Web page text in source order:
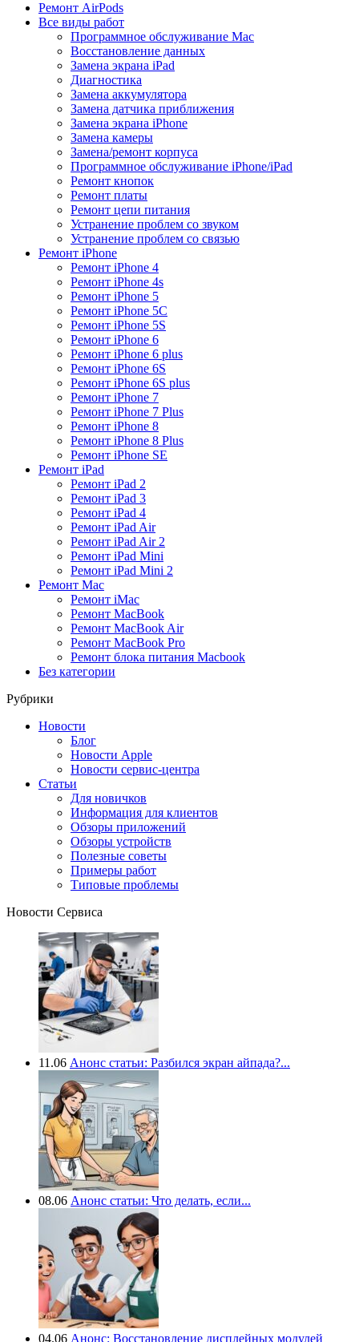
Ремонт AirPods
Все виды работ
Программное обслуживание Mac
Восстановление данных
Замена экрана iPad
Диагностика
Замена аккумулятора
Замена датчика приближения
Замена экрана iPhone
Замена камеры
Замена/ремонт корпуса
Программное обслуживание iPhone/iPad
Ремонт кнопок
Ремонт платы
Ремонт цепи питания
Устранение проблем со звуком
Устранение проблем со связью
Ремонт iPhone
Ремонт iPhone 4
Ремонт iPhone 4s
Ремонт iPhone 5
Ремонт iPhone 5C
Ремонт iPhone 5S
Ремонт iPhone 6
Ремонт iPhone 6 plus
Ремонт iPhone 6S
Ремонт iPhone 6S plus
Ремонт iPhone 7
Ремонт iPhone 7 Plus
Ремонт iPhone 8
Ремонт iPhone 8 Plus
Ремонт iPhone SE
Ремонт iPad
Ремонт iPad 2
Ремонт iPad 3
Ремонт iPad 4
Ремонт iPad Air
Ремонт iPad Air 2
Ремонт iPad Mini
Ремонт iPad Mini 2
Ремонт Mac
Ремонт iMac
Ремонт MacBook
Ремонт MacBook Air
Ремонт MacBook Pro
Ремонт блока питания Macbook
Без категории
Рубрики
Новости
Блог
Новости Apple
Новости сервис-центра
Статьи
Для новичков
Информация для клиентов
Обзоры приложений
Обзоры устройств
Полезные советы
Примеры работ
Типовые проблемы
Новости Сервиса
11.06 Анонс статьи: Разбился экран айпада?...
08.06 Анонс статьи: Что делать, если...
04.06 Анонс: Восстановление дисплейных модулей